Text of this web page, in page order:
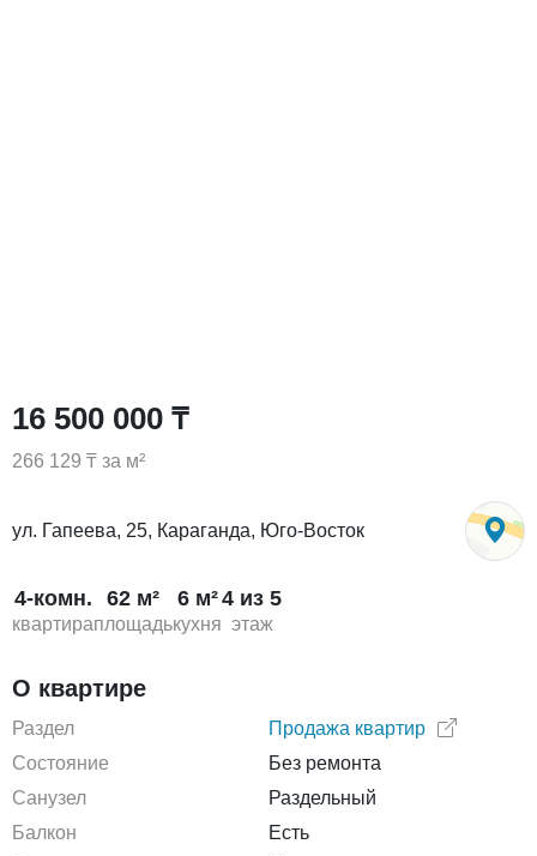
16 500 000 ₸
266 129 ₸ за м²
ул. Гапеева, 25, Караганда, Юго-Восток
4-комн.
квартира
62 м²
площадь
6 м²
кухня
4 из 5
этаж
О квартире
Раздел
Продажа квартир
Состояние
Без ремонта
Санузел
Раздельный
Балкон
Есть